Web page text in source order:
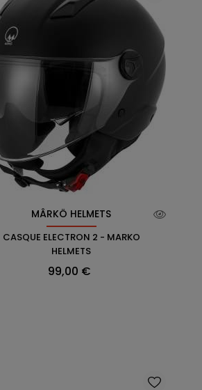
MÂRKÖ HELMETS
CASQUE ELECTRON 2 - MARKO
HELMETS
Prix
99,00 €